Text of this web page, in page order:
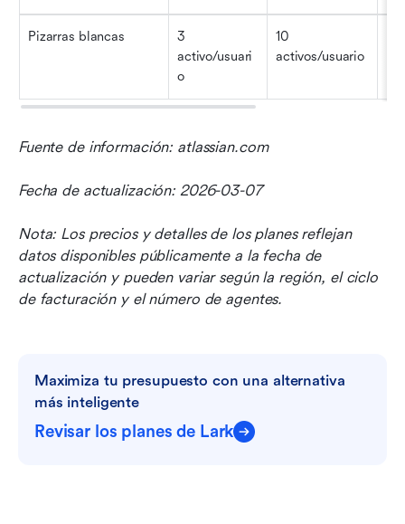
Pizarras blancas
3
activo/usuari
o
10
activos/usuario
Fuente de información: atlassian.com
Fecha de actualización: 2026-03-07
Nota: Los precios y detalles de los planes reflejan
datos disponibles públicamente a la fecha de
actualización y pueden variar según la región, el ciclo
de facturación y el número de agentes.
Maximiza tu presupuesto con una alternativa
más inteligente
Revisar los planes de Lark